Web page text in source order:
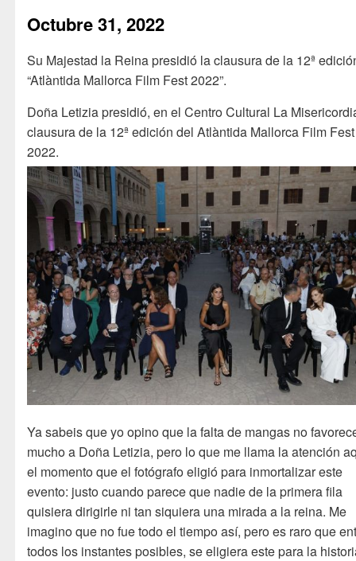
Octubre 31, 2022
​Su Majestad la Reina presidió la clausura de la 12ª
“Atlàntida Mallorca Film Fest 2022”.
Doña Letizia presidió, en el Centro Cultural La
clausura de la 12ª edición del Atlàntida Mallorca Film Fest
2022.
Ya sabeis que yo opino que la falta de mangas no
mucho a Doña Letizia, pero lo que me llama la atención
el momento que el fotógrafo eligió para inmortalizar este
evento: justo cuando parece que nadie de la primera fila
quisiera dirigirle ni tan siquiera una mirada a la reina. Me
imagino que no fue todo el tiempo así, pero es raro que
todos los instantes posibles, se eligiera este para la